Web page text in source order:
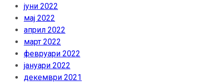
јуни 2022
мај 2022
април 2022
март 2022
февруари 2022
јануари 2022
декември 2021